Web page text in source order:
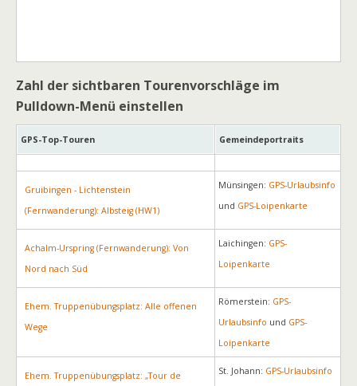
Zahl der sichtbaren Tourenvorschläge im
Pulldown-Menü einstellen
GPS-Top-Touren Gemeindeportraits
Gruibingen - Lichtenstein
(Fernwanderung): Albsteig (HW1)
Münsingen: GPS-Urlaubsinfo
und GPS-Loipenkarte
Achalm-Urspring (Fernwanderung): Von
Nord nach Süd
Laichingen: GPS-
Loipenkarte
Ehem. Truppenübungsplatz: Alle offenen
Wege
Römerstein: GPS-
Urlaubsinfo und GPS-
Loipenkarte
Ehem. Truppenübungsplatz: „Tour de
St. Johann: GPS-Urlaubsinfo